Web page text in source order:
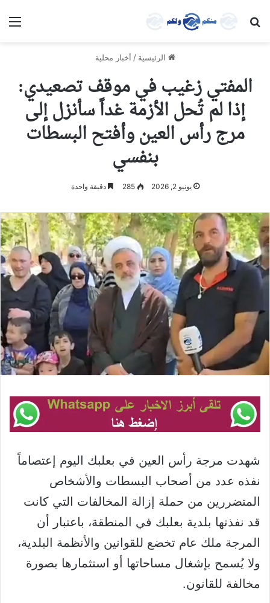
بحث عن
الرئيسية / أخبار محلية
المفتي زغيب في موقف تصعيدي:
إذا لم تُحل الأزمة غداً سأنزل إلى
مرج رأس العين وأفتح البسطات
بنفسي
يونيو 2, 2026 285 دقيقة واحدة
شهدت مرجة رأس العين في بعلبك اليوم إعتصاماً
نفذه عدد من أصحاب البسطات والأشخاص
المتضررين من حملة إزالة المخالفات التي كانت
قد نفذتها بلدية بعلبك في المنطقة، باعتبار أن
المرجة ملك عام تخضع للقوانين والأنظمة البلدية،
ولا يُسمح بإشغال مساحاتها أو استثمارها بصورة
مخالفة للقانون.